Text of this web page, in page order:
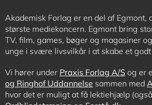
Akademisk Forlag er en del af Egmont,
største mediekoncern. Egmont bring
TV, film, games, bøger og magasiner
unge i svære livsvilkår i at skabe et godt
Vi hører under Praxis Forlag A/S og er
og Ringhof Uddannelse sammen med
hvor det er muligt at få lektiehjælp